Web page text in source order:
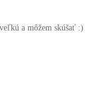
a môžem skúšať :)